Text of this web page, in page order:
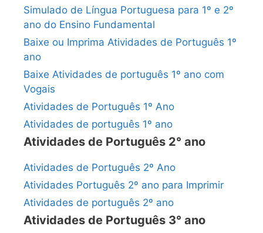
Simulado de Língua Portuguesa para 1º e 2º
ano do Ensino Fundamental
Baixe ou Imprima Atividades de Português 1º
ano
Baixe Atividades de português 1º ano com
Vogais
Atividades de Português 1º Ano
Atividades de português 1º ano
Atividades de Português 2° ano
Atividades de Português 2º Ano
Atividades Português 2º ano para Imprimir
Atividades de português 2º ano
Atividades de Português 3° ano